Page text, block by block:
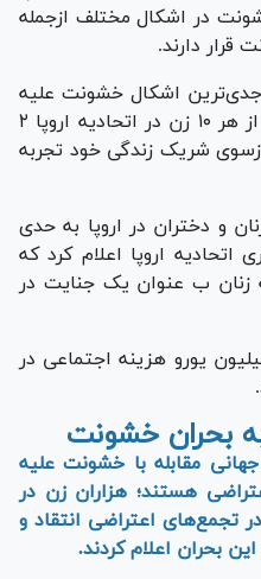
در اشکال مختلف ازجمله
دارند.
اشکال خشونت علیه
زنان و دختران در اروپا هستند؛ از هر ۱۰ زن در اتحادیه اروپا ۲
شریک زندگی خود تجربه
و دختران در اروپا به حدی
اروپا اعلام کرد که
زنان ب‌ عنوان یک جنایت در
علیه زنان سالانه ۲۹۰ میلیون یورو هزینه اجتماعی در
بحران خشونت
جهانی مقابله با خشونت علیه
هستند؛ هزاران زن در
تجمع‌های اعتراضی انتقاد و
بحران اعلام کردند.